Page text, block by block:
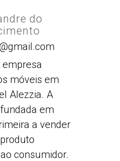
do
empresa
móveis em
Alezzia. A
em
a vender
consumidor.